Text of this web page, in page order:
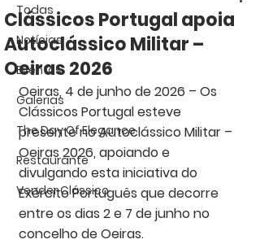
Todas
Notícias
Eventos
Galerias
The Day Of Elegance
Restaurante
Vender Clássico
Clássicos Portugal apoia
Autoclássico Militar –
Oeiras 2026
Oeiras, 4 de junho de 2026 – Os
Clássicos Portugal esteve
presente no Autoclássico Militar –
Oeiras 2026, apoiando e
divulgando esta iniciativa do
Exército Português que decorre
entre os dias 2 e 7 de junho no
concelho de Oeiras.